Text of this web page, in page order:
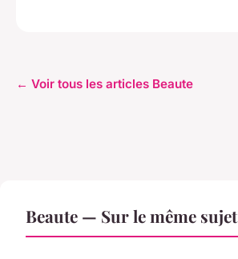
← Voir tous les articles Beaute
Beaute — Sur le même sujet